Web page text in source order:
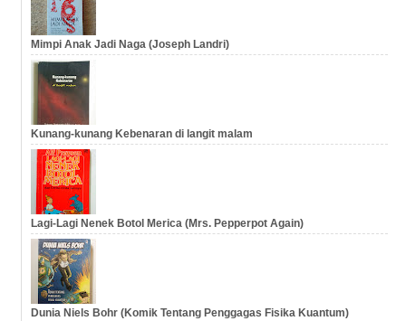
Mimpi Anak Jadi Naga (Joseph Landri)
Kunang-kunang Kebenaran di langit malam
Lagi-Lagi Nenek Botol Merica (Mrs. Pepperpot Again)
Dunia Niels Bohr (Komik Tentang Penggagas Fisika Kuantum)